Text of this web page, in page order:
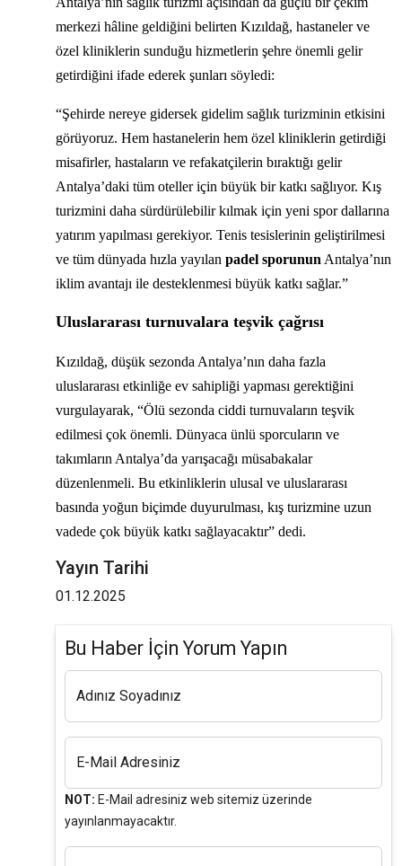
merkezi hâline geldiğini belirten Kızıldağ, hastaneler ve
özel kliniklerin sunduğu hizmetlerin şehre önemli gelir
getirdiğini ifade ederek şunları söyledi:
“Şehirde nereye gidersek gidelim sağlık turizminin etkisini
görüyoruz. Hem hastanelerin hem özel kliniklerin getirdiği
misafirler, hastaların ve refakatçilerin bıraktığı gelir
Antalya’daki tüm oteller için büyük bir katkı sağlıyor. Kış
turizmini daha sürdürülebilir kılmak için yeni spor dallarına
yatırım yapılması gerekiyor. Tenis tesislerinin geliştirilmesi
ve tüm dünyada hızla yayılan padel sporunun Antalya’nın
iklim avantajı ile desteklenmesi büyük katkı sağlar.”
Uluslararası turnuvalara teşvik çağrısı
Kızıldağ, düşük sezonda Antalya’nın daha fazla
uluslararası etkinliğe ev sahipliği yapması gerektiğini
vurgulayarak, “Ölü sezonda ciddi turnuvaların teşvik
edilmesi çok önemli. Dünyaca ünlü sporcuların ve
takımların Antalya’da yarışacağı müsabakalar
düzenlenmeli. Bu etkinliklerin ulusal ve uluslararası
basında yoğun biçimde duyurulması, kış turizmine uzun
vadede çok büyük katkı sağlayacaktır” dedi.
Yayın Tarihi
01.12.2025
Bu Haber İçin Yorum Yapın
Adınız Soyadınız
E-Mail Adresiniz
NOT: E-Mail adresiniz web sitemiz üzerinde
yayınlanmayacaktır.